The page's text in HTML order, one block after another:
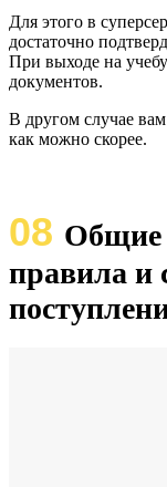
Для этого в
достаточно
При выходе на
документов.
В другом случае
как можно скорее.
08 Общие
правила и